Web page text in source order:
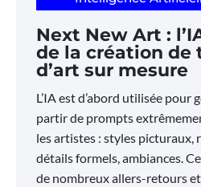
Next New Art :
de la création de
d’art sur mesure
L’IA est d’abord utilisée pour
partir de prompts
les artistes : styles picturaux,
détails formels, ambiances.
de nombreux allers-retours